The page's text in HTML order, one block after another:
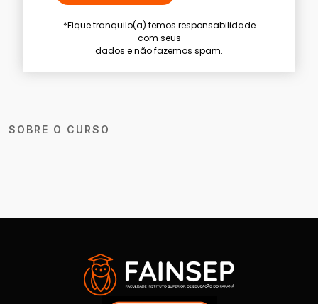
SOBRE O CURSO
*Fique tranquilo(a) temos responsabilidade
com seus
dados e não fazemos spam.